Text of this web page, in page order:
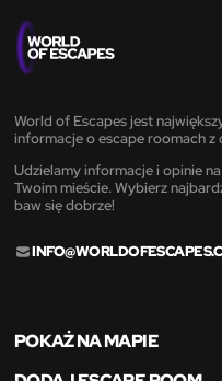
World of Escapes jest
informacje o escape roomach z
Udzielamy informacje i opinie
Twoim mieście. Wybierz
baw się dobrze!
POKAŻ NA MAPIE